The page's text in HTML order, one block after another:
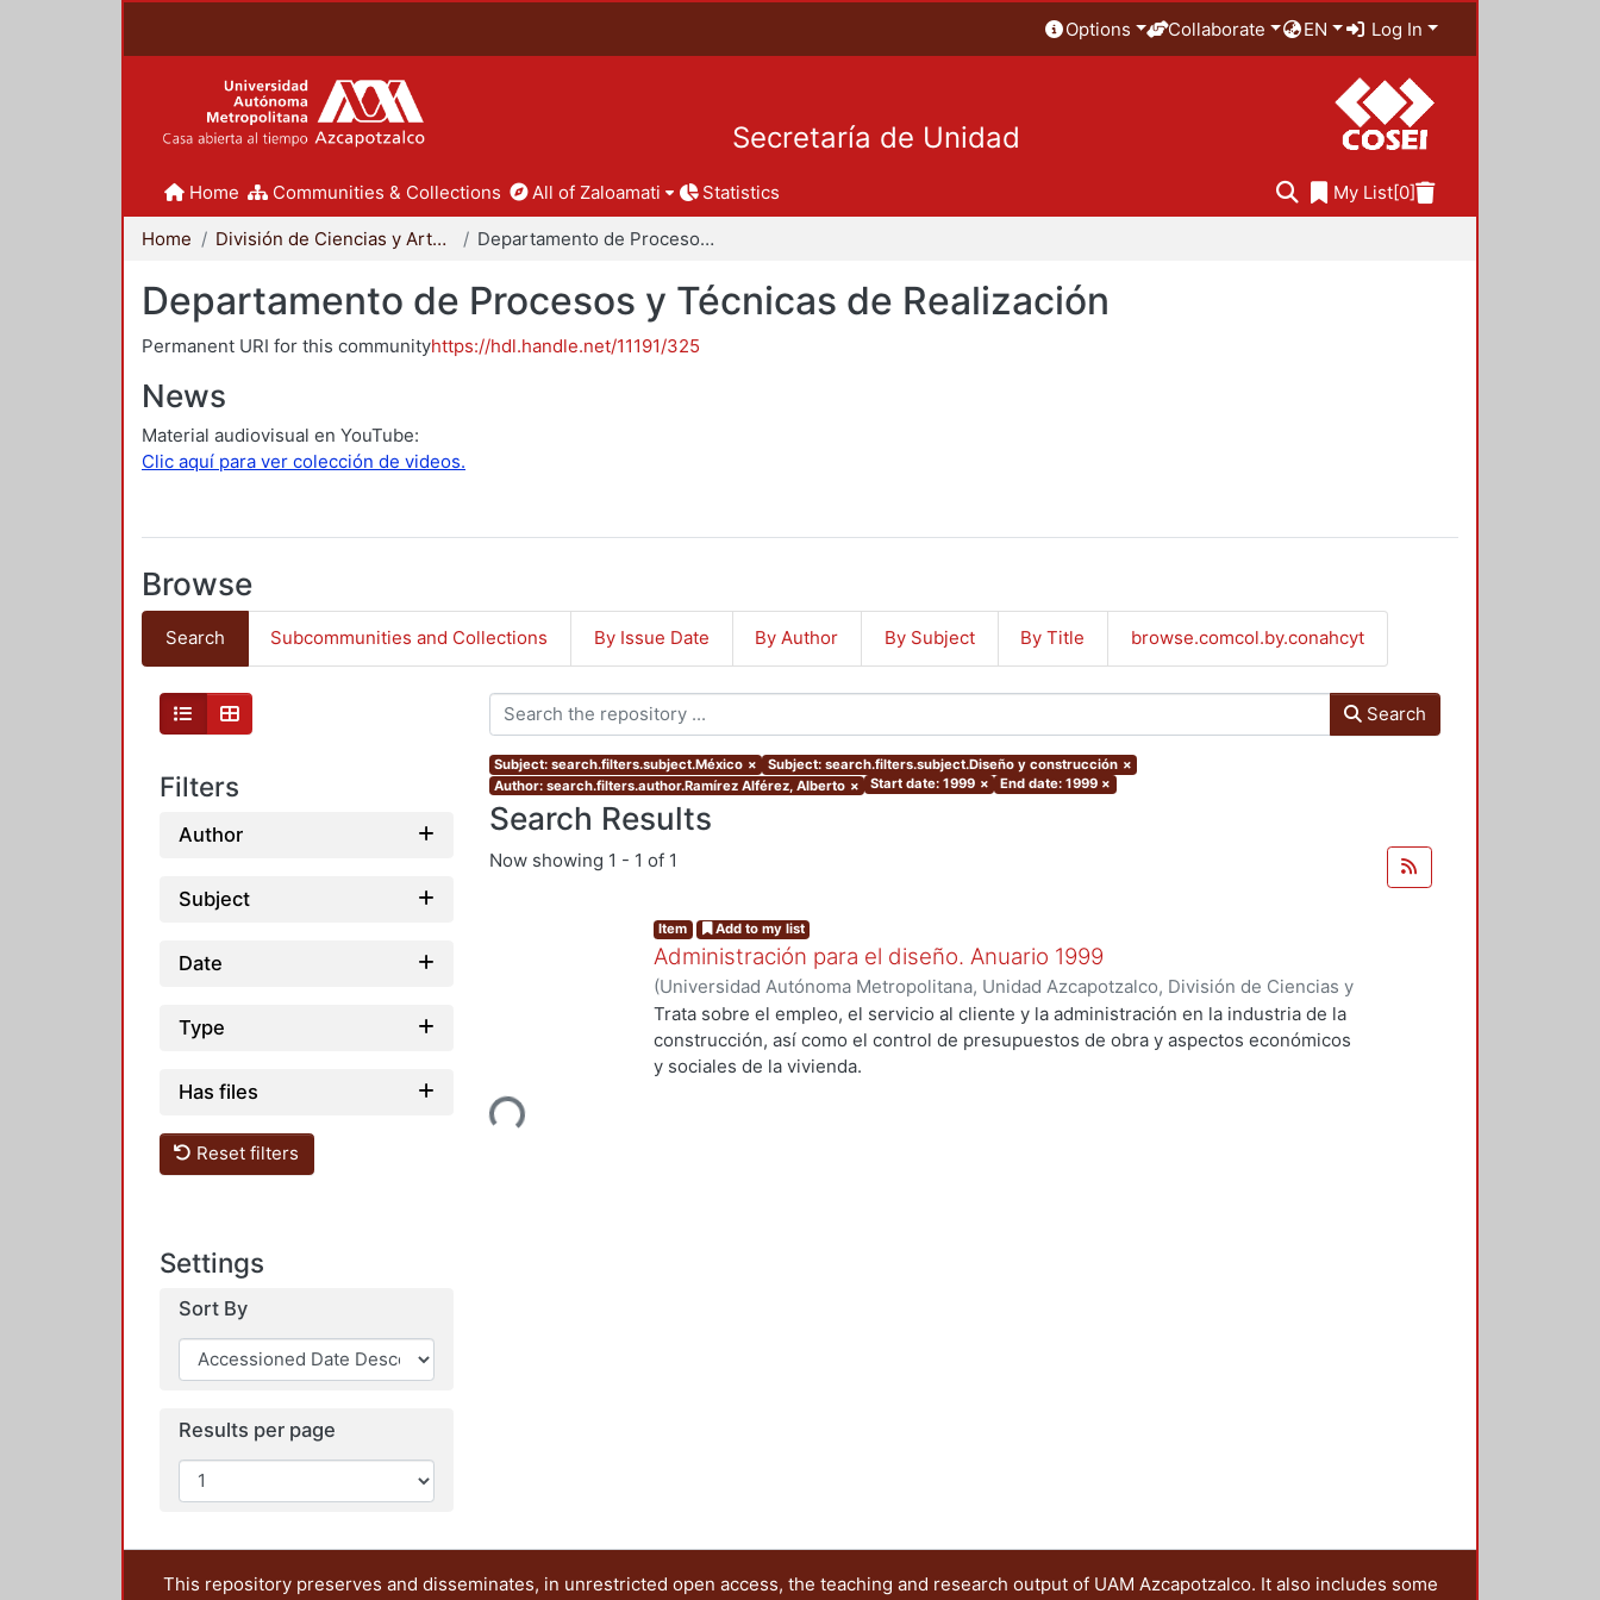
Options Collaborate EN Log In
Secretaría de Unidad
Home Communities & Collections All of Zaloamati Statistics My List[0]
Home División de Ciencias y Artes para el Diseño Departamento de Procesos y Técnicas de Realización
Departamento de Procesos y Técnicas de Realización
Permanent URI for this communityhttps://hdl.handle.net/11191/325
News
Material audiovisual en YouTube:
Clic aquí para ver colección de videos.
Browse
Search Subcommunities and Collections By Issue Date By Author By Subject By Title browse.comcol.by.conahcyt
Filters
Author
Subject
Date
Type
Has files
Reset filters
Settings
Sort By
Results per page
Search
Subject: search.filters.subject.México × Subject: search.filters.subject.Diseño y construcción ×
Author: search.filters.author.Ramírez Alférez, Alberto × Start date: 1999 × End date: 1999 ×
Search Results
Now showing 1 - 1 of 1
Loading...
Item Add to my list
Administración para el diseño. Anuario 1999
(Universidad Autónoma Metropolitana, Unidad Azcapotzalco, División de Ciencias y
Artes para el Diseño, Departamento de Procesos y Técnicas de Realización,1999)
Poó Rubio, Aurora;Cervantes Abarca, Alejandro;Vilchis Salazar, Rubén;Carpio
Utrilla, César Jorge;Rodríguez Martínez, Jorge
Trata sobre el empleo, el servicio al cliente y la administración en la industria de la
construcción, así como el control de presupuestos de obra y aspectos económicos
y sociales de la vivienda.
This repository preserves and disseminates, in unrestricted open access, the teaching and research output of UAM Azcapotzalco. It also includes some